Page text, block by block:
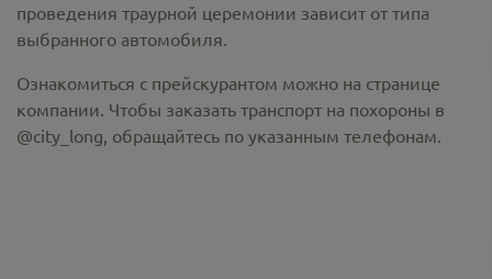
проведения траурной церемонии зависит от типа
выбранного автомобиля.
Ознакомиться с прейскурантом можно на странице
компании. Чтобы заказать транспорт на похороны в
@city_long, обращайтесь по указанным телефонам.